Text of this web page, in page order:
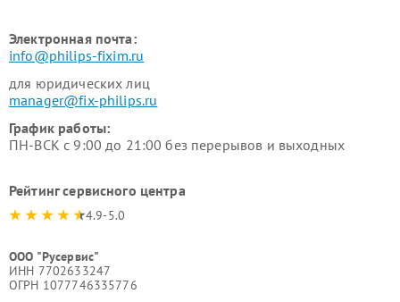
Электронная почта:
info@philips-fixim.ru
для юридических лиц
manager@fix-philips.ru
График работы:
ПН-ВСК с 9:00 до 21:00 без перерывов и выходных
Рейтинг сервисного центра
4.9-5.0
ООО "Русервис"
ИНН 7702633247
ОГРН 1077746335776